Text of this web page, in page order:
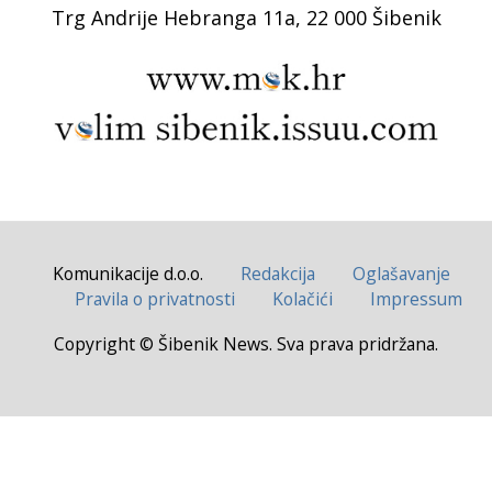
Trg Andrije Hebranga 11a, 22 000 Šibenik
Komunikacije d.o.o. Redakcija
Oglašavanje
Pravila o privatnosti
Kolačići
Impressum
Copyright © Šibenik News. Sva prava pridržana.